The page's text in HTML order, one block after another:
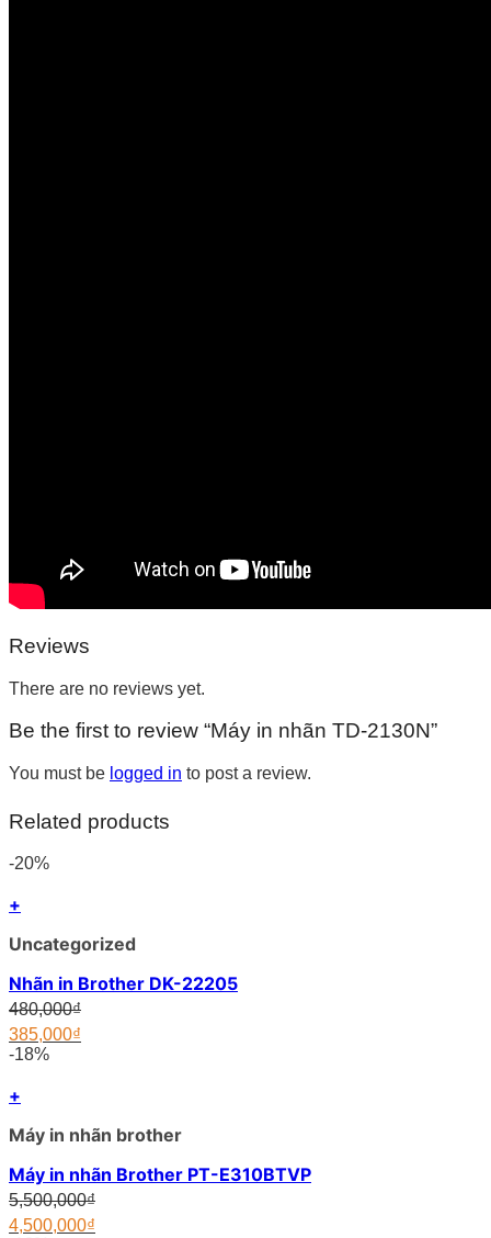
Reviews
There are no reviews yet.
Be the first to review “Máy in nhãn TD-2130N”
You must be logged in to post a review.
Related products
-20%
+
Uncategorized
Nhãn in Brother DK-22205
480,000₫Original
was:
385,000₫
Current
is:
-18%
+
Máy in nhãn brother
Máy in nhãn Brother PT-E310BTVP
5,500,000₫Original
4,500,000₫